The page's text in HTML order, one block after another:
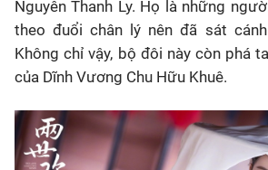
Nguyên Thanh Ly. Họ là những
theo đuổi chân lý nên đã sát
Không chỉ vậy, bộ đôi này còn phá
của Dĩnh Vương Chu Hữu Khuê.